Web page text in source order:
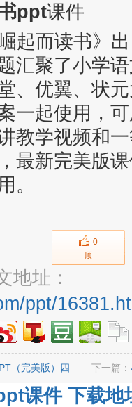
ppt课件
起而读书》
汇聚了小学
、优翼、状
一起使用，
教学视频和
最新完美版
。
0
顶
地址：
ppt/
（完美版）四 下一篇：
课件 下载地